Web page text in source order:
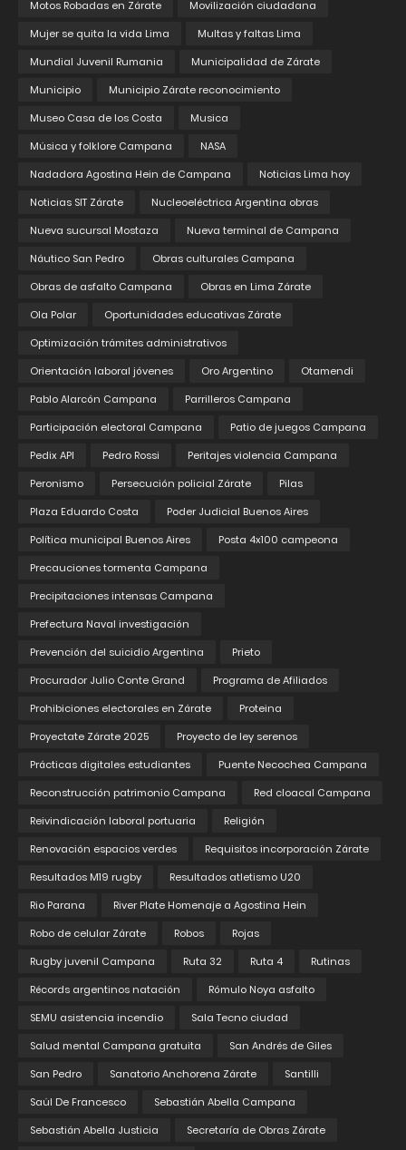
Motos Robadas en Zárate
Movilización ciudadana
Mujer se quita la vida Lima
Multas y faltas Lima
Mundial Juvenil Rumania
Municipalidad de Zárate
Municipio
Municipio Zárate reconocimiento
Museo Casa de los Costa
Musica
Música y folklore Campana
NASA
Nadadora Agostina Hein de Campana
Noticias Lima hoy
Noticias SIT Zárate
Nucleoeléctrica Argentina obras
Nueva sucursal Mostaza
Nueva terminal de Campana
Náutico San Pedro
Obras culturales Campana
Obras de asfalto Campana
Obras en Lima Zárate
Ola Polar
Oportunidades educativas Zárate
Optimización trámites administrativos
Orientación laboral jóvenes
Oro Argentino
Otamendi
Pablo Alarcón Campana
Parrilleros Campana
Participación electoral Campana
Patio de juegos Campana
Pedix API
Pedro Rossi
Peritajes violencia Campana
Peronismo
Persecución policial Zárate
Pilas
Plaza Eduardo Costa
Poder Judicial Buenos Aires
Política municipal Buenos Aires
Posta 4x100 campeona
Precauciones tormenta Campana
Precipitaciones intensas Campana
Prefectura Naval investigación
Prevención del suicidio Argentina
Prieto
Procurador Julio Conte Grand
Programa de Afiliados
Prohibiciones electorales en Zárate
Proteina
Proyectate Zárate 2025
Proyecto de ley serenos
Prácticas digitales estudiantes
Puente Necochea Campana
Reconstrucción patrimonio Campana
Red cloacal Campana
Reivindicación laboral portuaria
Religión
Renovación espacios verdes
Requisitos incorporación Zárate
Resultados M19 rugby
Resultados atletismo U20
Rio Parana
River Plate Homenaje a Agostina Hein
Robo de celular Zárate
Robos
Rojas
Rugby juvenil Campana
Ruta 32 Ruta 4
Rutinas
Récords argentinos natación
Rómulo Noya asfalto
SEMU asistencia incendio
Sala Tecno ciudad
Salud mental Campana gratuita
San Andrés de Giles
San Pedro
Sanatorio Anchorena Zárate
Santilli
Saúl De Francesco
Sebastián Abella Campana
Sebastián Abella Justicia
Secretaría de Obras Zárate